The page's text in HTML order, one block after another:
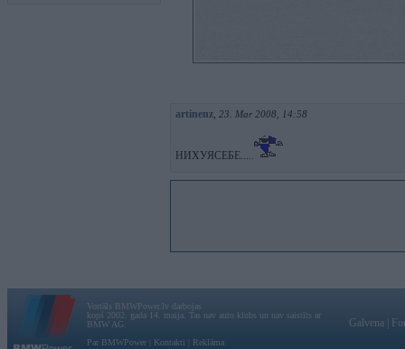
artinenz, 23. Mar 2008, 14:58
НИХУЯСЕБЕ.....
Vortāls BMWPower.lv darbojas
kopš 2002. gada 14. maija. Tas nav auto klubs un nav saistīts ar
BMW AG.
Par BMWPower
Kontakti Reklāma
Galvena